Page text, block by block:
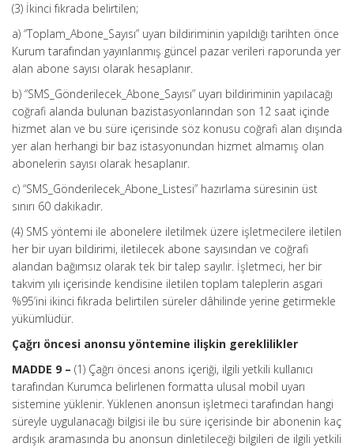
(3) İkinci fıkrada belirtilen;
a) “Toplam_Abone_Sayısı” uyarı bildiriminin yapıldığı tarihten önce
Kurum tarafından yayınlanmış güncel pazar verileri raporunda yer
alan abone sayısı olarak hesaplanır.
b) “SMS_Gönderilecek_Abone_Sayısı” uyarı bildiriminin yapılacağı
coğrafi alanda bulunan bazistasyonlarından son 12 saat içinde
hizmet alan ve bu süre içerisinde söz konusu coğrafi alan dışında
yer alan herhangi bir baz istasyonundan hizmet almamış olan
abonelerin sayısı olarak hesaplanır.
c) “SMS_Gönderilecek_Abone_Listesi” hazırlama süresinin üst
sınırı 60 dakikadır.
(4) SMS yöntemi ile abonelere iletilmek üzere işletmecilere iletilen
her bir uyarı bildirimi, iletilecek abone sayısından ve coğrafi
alandan bağımsız olarak tek bir talep sayılır. İşletmeci, her bir
takvim yılı içerisinde kendisine iletilen toplam taleplerin asgari
%95’ini ikinci fıkrada belirtilen süreler dâhilinde yerine getirmekle
yükümlüdür.
Çağrı öncesi anonsu yöntemine ilişkin gereklilikler
MADDE 9 – (1) Çağrı öncesi anons içeriği, ilgili yetkili kullanıcı
tarafından Kurumca belirlenen formatta ulusal mobil uyarı
sistemine yüklenir. Yüklenen anonsun işletmeci tarafından hangi
süreyle uygulanacağı bilgisi ile bu süre içerisinde bir abonenin kaç
ardışık aramasında bu anonsun dinletileceği bilgileri de ilgili yetkili